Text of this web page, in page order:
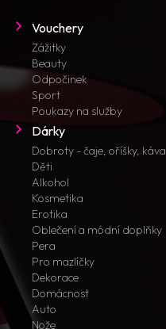
Vouchery
Zážitky
Beauty
Odpočinek
Sport
Poukazy na služby
Dárky
Dobroty - čaje, oříšky, káva
Děti
Alkohol
Kosmetika
Erotika
Oblečení a módní doplňky
Pera
Pro mazlíčky
Dekorace
Domácnost
Auto
Nože